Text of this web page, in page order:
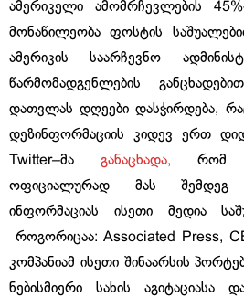
ამერიკელი ამომრჩევლების
მონაწილეობა ფოსტის
ამერიკის საარჩევნო
წარმომადგენლების
დათვლას დღეები დასჭირდება,
დეზინფორმაციის კიდევ ერთ
Twitter–მა განაცხადა, რომ
ოფიციალურად მას შემდეგ
ინფორმაციას ისეთი მედია
როგორიცაა: Associated Press,
კომპანიამ ისეთი შინაარსის
ნებისმიერი სახის აგიტაციასა